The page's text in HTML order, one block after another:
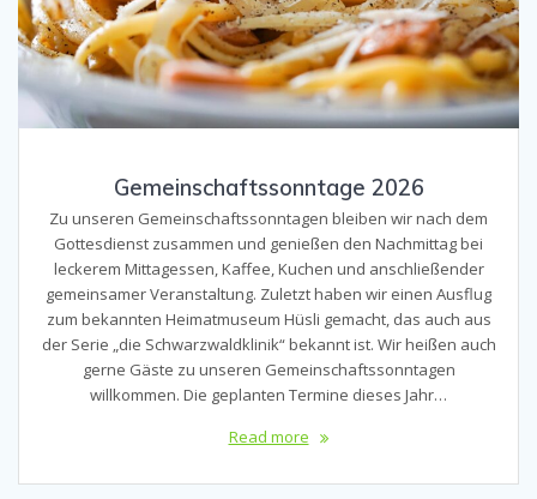
Gemeinschaftssonntage 2026
Zu unseren Gemeinschaftssonntagen bleiben wir nach dem
Gottesdienst zusammen und genießen den Nachmittag bei
leckerem Mittagessen, Kaffee, Kuchen und anschließender
gemeinsamer Veranstaltung. Zuletzt haben wir einen Ausflug
zum bekannten Heimatmuseum Hüsli gemacht, das auch aus
der Serie „die Schwarzwaldklinik“ bekannt ist. Wir heißen auch
gerne Gäste zu unseren Gemeinschaftssonntagen
willkommen. Die geplanten Termine dieses Jahr…
Read more